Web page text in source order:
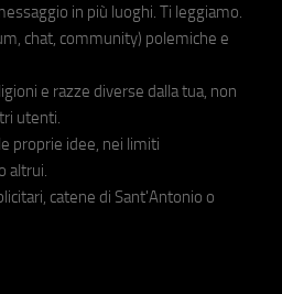
in più luoghi. Ti leggiamo.
chat, community) polemiche e
e razze diverse dalla tua, non
utenti.
proprie idee, nei limiti
altrui.
catene di Sant'Antonio o